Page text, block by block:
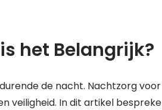
het Belangrijk?
de nacht. Nachtzorg voor
veiligheid. In dit artikel